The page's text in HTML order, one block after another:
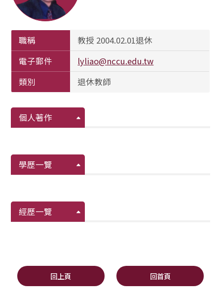
職稱
教授 2004.02.01退休
電子郵件
lyliao@nccu.edu.tw
類別
退休教師
個人著作
學歷一覽
經歷一覽
回上頁 回首頁